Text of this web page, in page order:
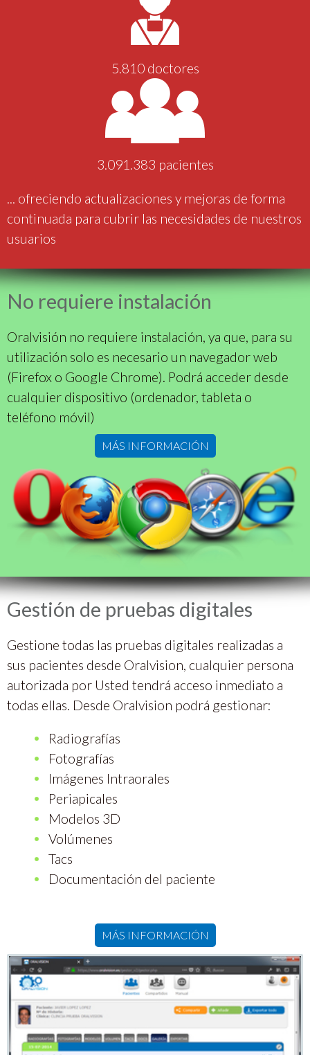
5.810doctores
3.091.383 pacientes
... ofreciendo actualizaciones y mejoras de forma
continuada para cubrir las necesidades de nuestros
usuarios
No requiere instalación
Oralvisión no requiere instalación, ya que, para su
utilización solo es necesario un navegador web
(Firefox o Google Chrome). Podrá acceder desde
cualquier dispositivo (ordenador, tableta o
teléfono móvil)
MÁS INFORMACIÓN
Gestión de pruebas digitales
Gestione todas las pruebas digitales realizadas a
sus pacientes desde Oralvision, cualquier persona
autorizada por Usted tendrá acceso inmediato a
todas ellas. Desde Oralvision podrá gestionar:
Radiografías
Fotografías
Imágenes Intraorales
Periapicales
Modelos 3D
Volúmenes
Tacs
Documentación del paciente
MÁS INFORMACIÓN